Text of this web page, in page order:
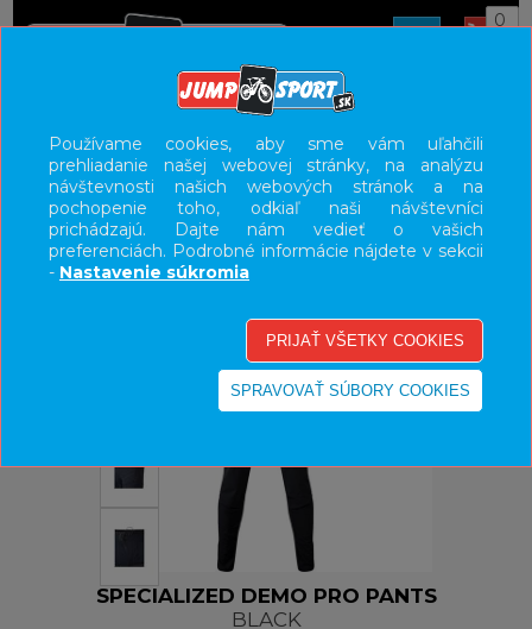
0
UŽÍVATEĽSKÝ PANEL
KATEGÓRIE
HLAVNÉ MENU
SPECIALIZED DEMO PRO PANTS
BLACK
Používame cookies, aby sme vám uľahčili
prehliadanie našej webovej stránky, na analýzu
návštevnosti našich webových stránok a na
pochopenie toho, odkiaľ naši návštevníci
prichádzajú. Dajte nám vedieť o vašich
preferenciách. Podrobné informácie nájdete v sekcii
- Nastavenie súkromia